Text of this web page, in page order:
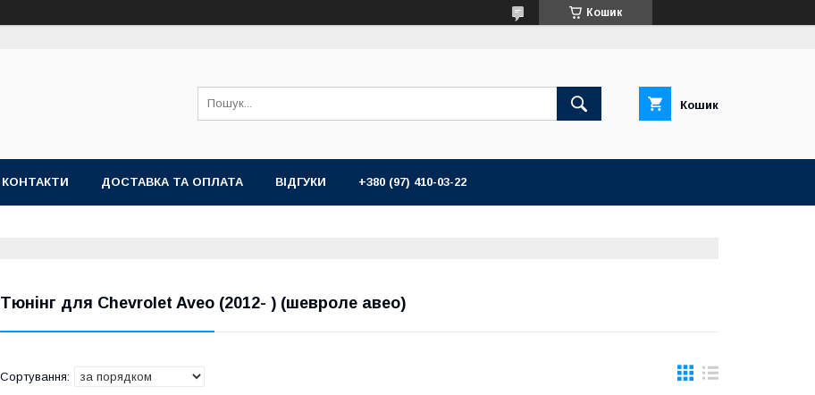
Кошик
Кошик
КОНТАКТИ ДОСТАВКА ТА ОПЛАТА ВІДГУКИ +380 (97) 410-03-22
Тюнінг для Chevrolet Aveo (2012- ) (шевроле авео)